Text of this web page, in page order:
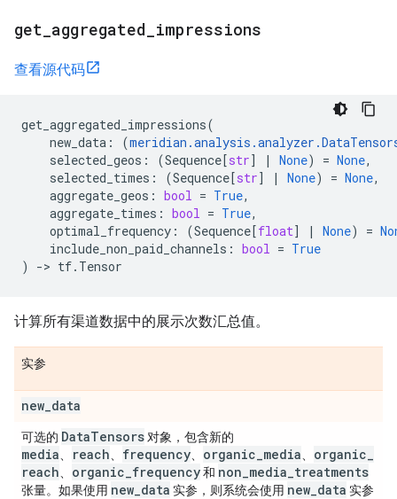
get aggregated impressions
查看源代码
get_aggregated_impressions(
new_data : (meridian .analysis .analyzer .
selected_geos : (Sequence[str] | None) = None,
selected_times : (Sequence[str] | None) = None,
aggregate_geos : bool = True,
aggregate_times : bool = True,
optimal_frequency : (Sequence[float] | None) =
include_non_paid_channels : bool = True
)
-> tf. Tensor
计算所有渠道数据中的展示次数汇总值。
实参
new data
可选的 DataTensors 对象，包含新的
media reach frequency organic media organic
reach
organic frequency和 non media treatments
张量。如果使用 new data 实参，则系统会使用 new data 实参